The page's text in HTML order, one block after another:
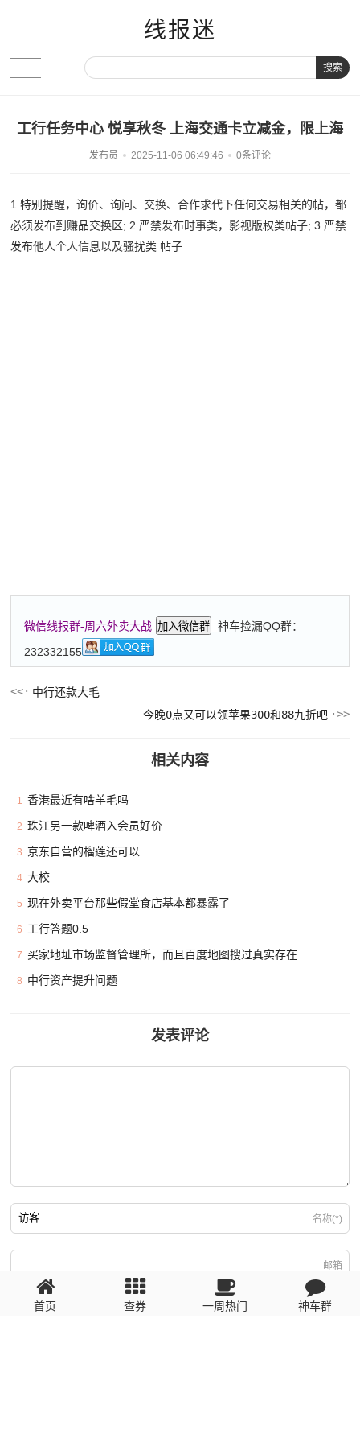
线报迷
搜索
工行任务中心 悦享秋冬 上海交通卡立减金，限上海
发布员 2025-11-06 06:49:46 0条评论
1.特别提醒，询价、询问、交换、合作求代下任何交易相关的帖，都
必须发布到赚品交换区; 2.严禁发布时事类，影视版权类帖子; 3.严禁
发布他人个人信息以及骚扰类 帖子
微信线报群-周六外卖大战 加入微信群
神车捡漏QQ群：
232332155
中行还款大毛
今晚0点又可以领苹果300和88九折吧
相关内容
1 香港最近有啥羊毛吗
2 珠江另一款啤酒入会员好价
3 京东自营的榴莲还可以
4 大校
5 现在外卖平台那些假堂食店基本都暴露了
6 工行答题0.5
7 买家地址市场监督管理所，而且百度地图搜过真实存在
8 中行资产提升问题
发表评论
名称(*)
邮箱
回复需填写必要信息
首页 查券 一周热门 神车群